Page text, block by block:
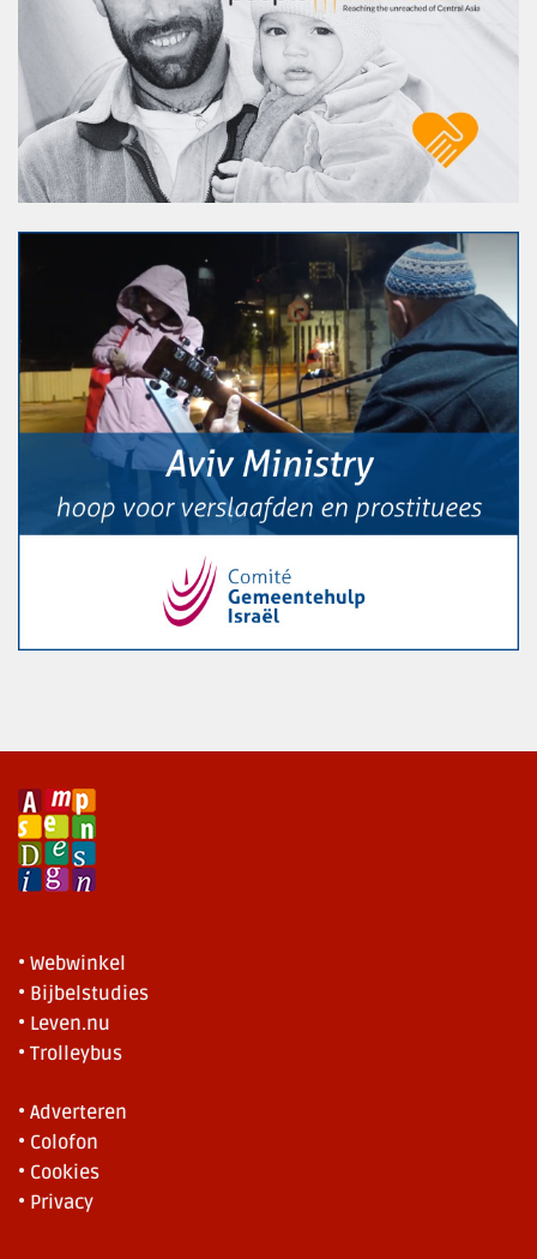
• Webwinkel
• Bijbelstudies
• Leven.nu
• Trolleybus
• Adverteren
• Colofon
• Cookies
• Privacy